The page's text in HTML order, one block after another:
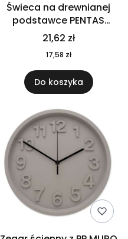
Świeca na drewnianej
podstawce PENTAS
MO6282-40
21,62 zł
17,58 zł
Do koszyka